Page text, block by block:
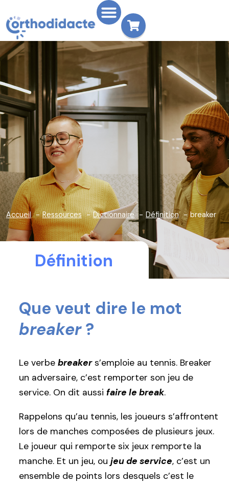
Accueil Ressources Dictionnaire Définition breaker
Définition
Que veut dire le mot
breaker?
Le verbe breakers’emploie au tennis. Breaker
un adversaire, c’est remporter son jeu de
service. On dit aussi faire le break.
Rappelons qu’au tennis, les joueurs s’affrontent
lors de manches composées de plusieurs jeux.
Le joueur qui remporte six jeux remporte la
manche. Et un jeu, ou jeu de service, c’est un
ensemble de points lors desquels c’est le